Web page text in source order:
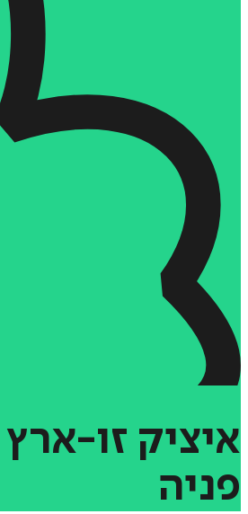
איציק זו-ארץ
פניה